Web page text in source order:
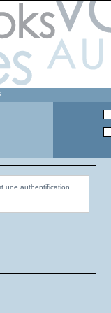
une authentification.